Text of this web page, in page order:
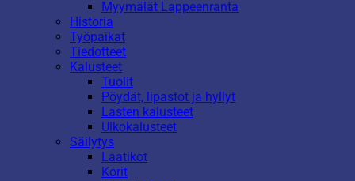
Myymälät Lappeenranta
Historia
Työpaikat
Tiedotteet
Kalusteet
Tuolit
Pöydät, lipastot ja hyllyt
Lasten kalusteet
Ulkokalusteet
Säilytys
Laatikot
Korit